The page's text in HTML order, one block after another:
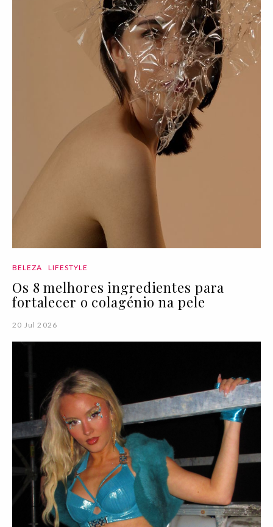
BELEZA LIFESTYLE
Os 8 melhores ingredientes para
fortalecer o colagénio na pele
20 Jul 2026